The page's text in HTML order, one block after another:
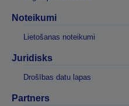
Noteikumi
Lietošanas noteikumi
Juridisks
Drošības datu lapas
Partners